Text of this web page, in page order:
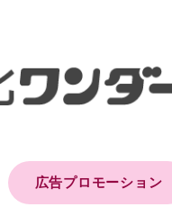
広告プロモーション